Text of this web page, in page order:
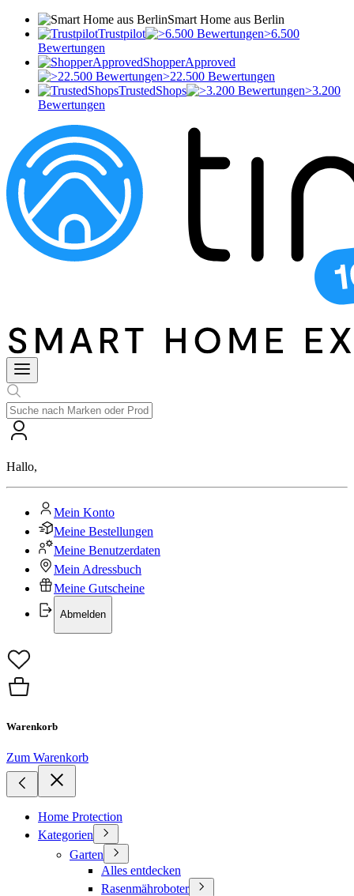
Smart Home aus Berlin
Trustpilot
>6.500
Bewertungen
ShopperApproved
>22.500 Bewertungen
TrustedShops
>3.200
Bewertungen
Hallo,
Mein Konto
Meine Bestellungen
Meine Benutzerdaten
Mein Adressbuch
Meine Gutscheine
Abmelden
Warenkorb
Zum Warenkorb
Home Protection
Kategorien
Garten
Alles entdecken
Rasenmähroboter